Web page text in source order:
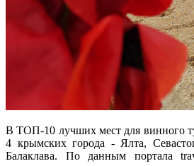
В ТОП-10 лучших мест для винного
4 крымских города - Ялта,
Балаклава. По данным портала